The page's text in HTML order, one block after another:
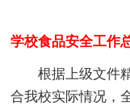
学校食品安全工作
根据上级文件精
合我校实际情况，